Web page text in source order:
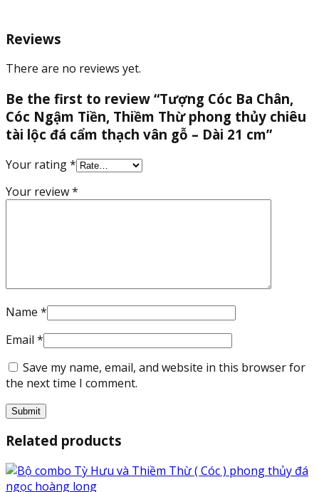
Reviews
There are no reviews yet.
Be the first to review “Tượng Cóc Ba Chân,
Cóc Ngậm Tiền, Thiềm Thừ phong thủy chiêu
tài lộc đá cẩm thạch vân gỗ – Dài 21 cm”
Your rating*
Your review*
Name *
Email *
Save my name, email, and website in this browser for
the next time I comment.
Related products